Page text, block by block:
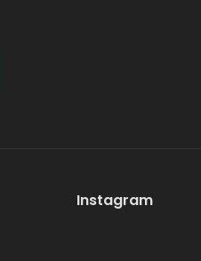
Instagram